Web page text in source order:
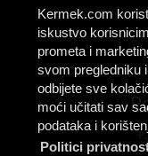
Kermek.com
iskustvo
prometa i
svom pregledniku
odbijete sve
moći učitati sav
podataka i
Politici